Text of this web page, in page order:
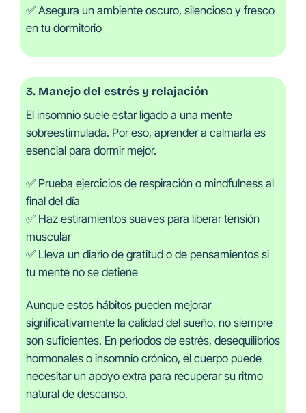
✅ Asegura un ambiente oscuro, silencioso y fresco
en tu dormitorio
3. Manejo del estrés y relajación
El insomnio suele estar ligado a una mente
sobreestimulada. Por eso, aprender a calmarla es
esencial para dormir mejor.
✅ Prueba ejercicios de respiración o mindfulness al
final del día
✅ Haz estiramientos suaves para liberar tensión
muscular
✅ Lleva un diario de gratitud o de pensamientos si
tu mente no se detiene
Aunque estos hábitos pueden mejorar
significativamente la calidad del sueño, no siempre
son suficientes. En periodos de estrés, desequilibrios
hormonales o insomnio crónico, el cuerpo puede
necesitar un apoyo extra para recuperar su ritmo
natural de descanso.